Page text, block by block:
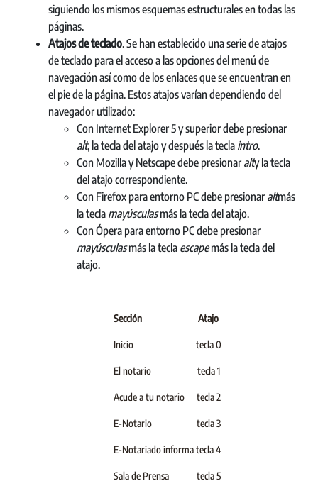
siguiendo los mismos esquemas estructurales en todas las
páginas.
Atajos de teclado. Se han establecido una serie de atajos
de teclado para el acceso a las opciones del menú de
navegación así como de los enlaces que se encuentran en
el pie de la página. Estos atajos varían dependiendo del
navegador utilizado:
Con Internet Explorer 5 y superior debe presionar
alt, la tecla del atajo y después la tecla intro.
Con Mozilla y Netscape debe presionar alty la tecla
del atajo correspondiente.
Con Firefox para entorno PC debe presionar altmás
la tecla mayúsculasmás la tecla del atajo.
Con Ópera para entorno PC debe presionar
mayúsculasmás la tecla escapemás la tecla del
atajo.
Sección Atajo
Inicio tecla 0
El notario tecla 1
Acude a tu notario tecla 2
E-Notario tecla 3
E-Notariado informatecla 4
Sala de Prensa tecla 5